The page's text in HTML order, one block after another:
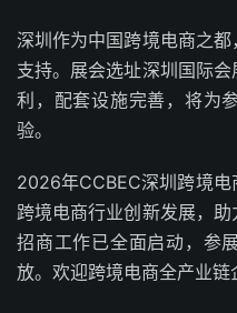
深圳作为中国跨境电商之
支持。展会选址深圳国际
利，配套设施完善，将为
验。
2026年CCBEC深圳跨境
跨境电商行业创新发展，
招商工作已全面启动，参
放。欢迎跨境电商全产业链